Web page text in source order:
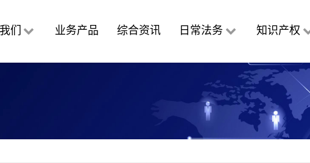
们 业务产品 综合资讯 日常法务 知识产权